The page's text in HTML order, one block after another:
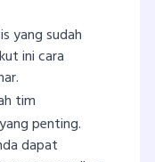
yang sudah
ini cara
tim
penting.
dapat